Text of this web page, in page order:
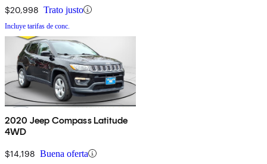
$20,998 Trato justo
Incluye tarifas de conc.
2020 Jeep Compass Latitude
4WD
$14,198 Buena oferta